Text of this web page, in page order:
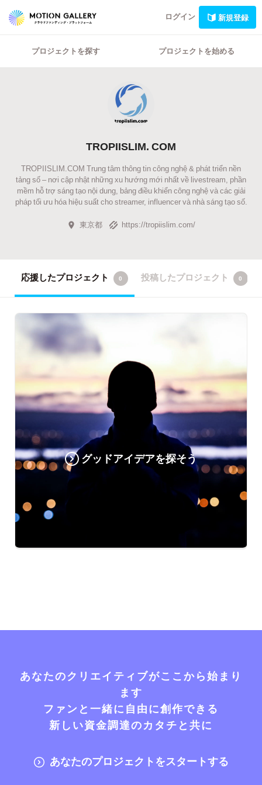
ログイン 新規登録
プロジェクトを探す プロジェクトを始める
TROPIISLIM. COM
TROPIISLIM.COM Trung tâm thông tin công nghệ & phát triển nền
tảng số – nơi cập nhật những xu hướng mới nhất về livestream, phần
mềm hỗ trợ sáng tạo nội dung, bảng điều khiển công nghệ và các giải
pháp tối ưu hóa hiệu suất cho streamer, influencer và nhà sáng tạo số.
東京都 https://tropiislim.com/
応援したプロジェクト 0 投稿したプロジェクト 0
グッドアイデアを探そう
あなたのクリエイティブがここから始まり
ます
ファンと一緒に自由に創作できる
新しい資金調達のカタチと共に
あなたのプロジェクトをスタートする